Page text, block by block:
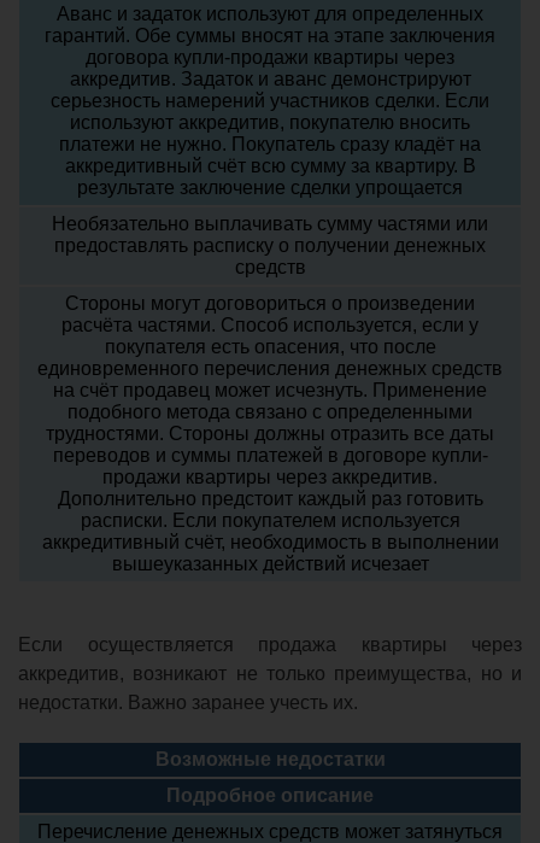
Аванс и задаток используют для определенных
гарантий. Обе суммы вносят на этапе заключения
договора купли-продажи квартиры через
аккредитив. Задаток и аванс демонстрируют
серьезность намерений участников сделки. Если
используют аккредитив, покупателю вносить
платежи не нужно. Покупатель сразу кладёт на
аккредитивный счёт всю сумму за квартиру. В
результате заключение сделки упрощается
Необязательно выплачивать сумму частями или
предоставлять расписку о получении денежных
средств
Стороны могут договориться о произведении
расчёта частями. Способ используется, если у
покупателя есть опасения, что после
единовременного перечисления денежных средств
на счёт продавец может исчезнуть. Применение
подобного метода связано с определенными
трудностями. Стороны должны отразить все даты
переводов и суммы платежей в договоре купли-
продажи квартиры через аккредитив.
Дополнительно предстоит каждый раз готовить
расписки. Если покупателем используется
аккредитивный счёт, необходимость в выполнении
вышеуказанных действий исчезает
Если осуществляется продажа квартиры через
аккредитив, возникают не только преимущества, но и
недостатки. Важно заранее учесть их.
Возможные недостатки
Подробное описание
Перечисление денежных средств может затянуться